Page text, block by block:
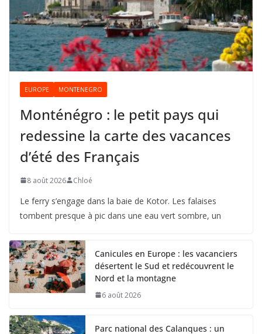
EUROPE MONTENEGRO
Monténégro : le petit pays qui
redessine la carte des vacances
d’été des Français
8 août 2026 Chloé
Le ferry s’engage dans la baie de Kotor. Les falaises
tombent presque à pic dans une eau vert sombre, un
Canicules en Europe : les vacanciers
désertent le Sud et redécouvrent le
Nord et la montagne
6 août 2026
Parc national des Calanques : un